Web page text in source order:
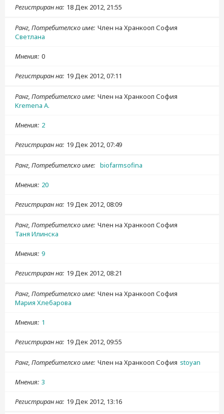
Регистриран на 18 Дек 2012, 21:55
Ранг, Потребителско име Член на Хранкооп София
Светлана
Мнения 0
Регистриран на 19 Дек 2012, 07:11
Ранг, Потребителско име Член на Хранкооп София
Kremena A.
Мнения 2
Регистриран на 19 Дек 2012, 07:49
Ранг, Потребителско име biofarmsofina
Мнения 20
Регистриран на 19 Дек 2012, 08:09
Ранг, Потребителско име Член на Хранкооп София
Таня Илинска
Мнения 9
Регистриран на 19 Дек 2012, 08:21
Ранг, Потребителско име Член на Хранкооп София
Мария Хлебарова
Мнения 1
Регистриран на 19 Дек 2012, 09:55
Ранг, Потребителско име Член на Хранкооп София stoyan
Мнения 3
Регистриран на 19 Дек 2012, 13:16